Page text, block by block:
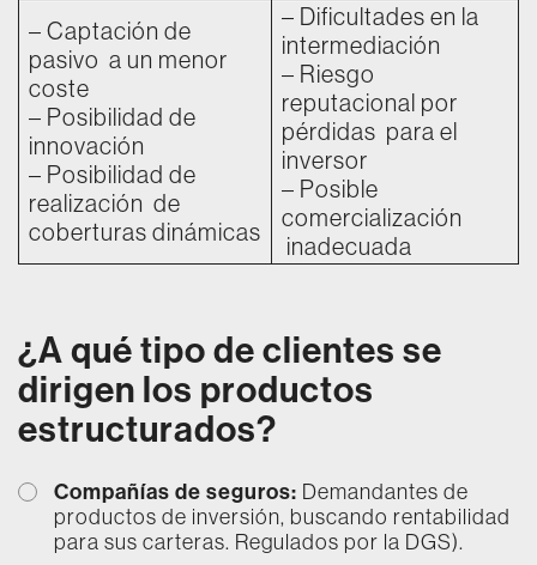
– Captación de
pasivo a un menor
coste
– Posibilidad de
innovación
– Posibilidad de
realización de
coberturas dinámicas
– Dificultades en la
intermediación
– Riesgo
reputacional por
pérdidas para el
inversor
– Posible
comercialización
inadecuada
¿A qué tipo de clientes se
dirigen los productos
estructurados?
Compañías de seguros: Demandantes de
productos de inversión, buscando rentabilidad
para sus carteras. Regulados por la DGS).